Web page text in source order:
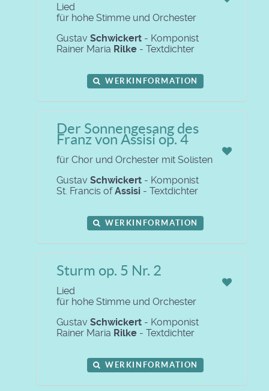
Lied
für hohe Stimme und Orchester
Gustav Schwickert - Komponist
Rainer Maria Rilke - Textdichter
WERKINFORMATION
Der Sonnengesang des
Franz von Assisi op. 4
für Chor und Orchester mit Solisten
Gustav Schwickert - Komponist
St. Francis ofAssisi - Textdichter
WERKINFORMATION
Sturm op. 5 Nr. 2
Lied
für hohe Stimme und Orchester
Gustav Schwickert - Komponist
Rainer Maria Rilke - Textdichter
WERKINFORMATION